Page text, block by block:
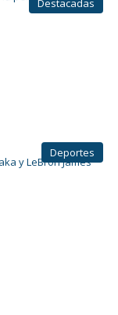
Destacadas
Deportes